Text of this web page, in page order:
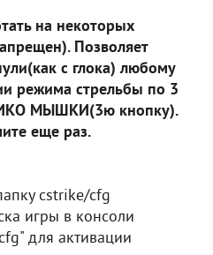
на некоторых
Позволяет
с глока) любому
режима стрельбы по 3
МЫШКИ(3ю кнопку).
еще раз.
cstrike/cfg
игры в консоли
для активации